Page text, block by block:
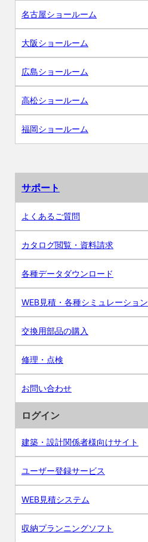
名古屋ショールーム
大阪ショールーム
広島ショールーム
高松ショールーム
福岡ショールーム
サポート
よくあるご質問
カタログ閲覧・資料請求
各種データダウンロード
WEB見積・各種シミュレーション
交換用部品の購入
修理・点検
お問い合わせ
ログイン
建築・設計関係者様向けサイト
ユーザー登録サービス
WEB見積システム
収納プランニングソフト